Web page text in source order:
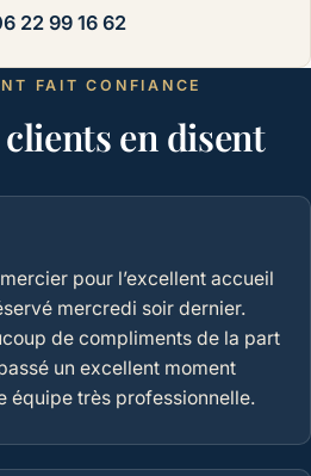
22 99 16 62
FAIT CONFIANCE
en disent
pour l’excellent accueil
mercredi soir dernier.
de compliments de la part
un excellent moment
équipe très professionnelle.